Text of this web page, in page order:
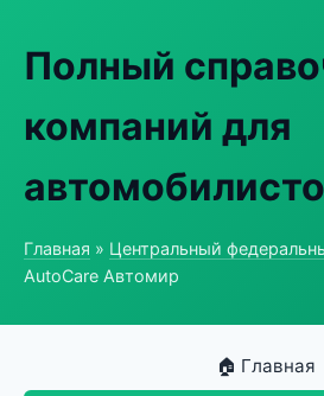
Полный
компаний для
Главная » Центральный
AutoCare Автомир
🏠 Главная